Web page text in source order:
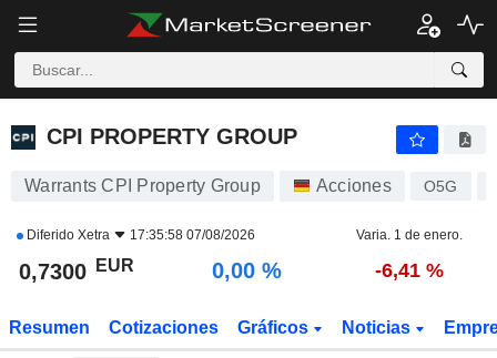
CPI PROPERTY GROUP
CPI PROPERTY GROUP
Warrants CPI Property Group Acciones O5G
Diferido Xetra 17:35:58 07/08/2026 Varia. 1 de enero.
0,7300 EUR 0,00 % -6,41 %
Resumen Cotizaciones Gráficos Noticias